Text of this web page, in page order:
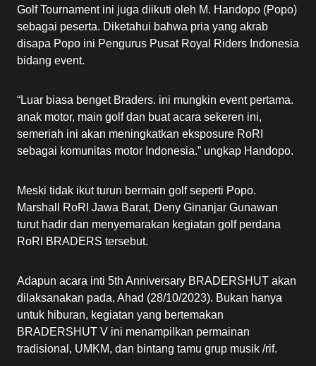
Golf Tournament ini juga diikuti oleh M. Handopo (Popo)
sebagai peserta. Diketahui bahwa pria yang akrab
disapa Popo ini Pengurus Pusat Royal Riders Indonesia
bidang event.
“Luar biasa benget Braders. ini mungkin event pertama.
anak motor, main golf dan buat acara sekeren ini,
semeriah ini akan meningkatkan eksposure RoRI
sebagai komunitas motor Indonesia.” ungkap Handopo.
Meski tidak ikut turun bermain golf seperti Popo.
Marshall RoRI Jawa Barat, Deny Ginanjar Gunawan
turut hadir dan menyemarakan kegiatan golf perdana
RoRI BRADERS tersebut.
Adapun acara inti 5th Anniversary BRADERSHUT akan
dilaksanakan pada, Ahad (28/10/2023). Bukan hanya
untuk hiburan, kegiatan yang bertemakan
BRADERSHUT V ini menampilkan permainan
tradisional, UMKM, dan bintang tamu grup musik /rif.